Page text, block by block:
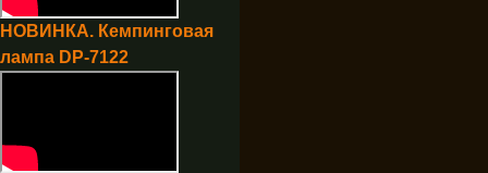
НОВИНКА. Кемпинговая
лампа DP-7122